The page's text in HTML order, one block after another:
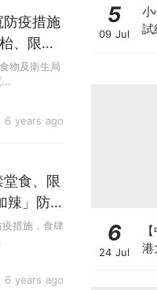
6 years ago
防疫措施
、限聚
物及衛生局
6 years ago
堂食、限
辣」防
措施，食肆
5
09 Jul
小
試
6
24 Jul
港